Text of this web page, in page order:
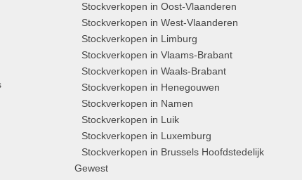
Stockverkopen in Oost-Vlaanderen
Stockverkopen in West-Vlaanderen
Stockverkopen in Limburg
Stockverkopen in Vlaams-Brabant
Stockverkopen in Waals-Brabant
Stockverkopen in Henegouwen
Stockverkopen in Namen
Stockverkopen in Luik
Stockverkopen in Luxemburg
Stockverkopen in Brussels Hoofdstedelijk
Gewest